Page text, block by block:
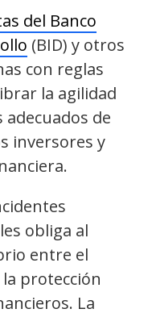
del Banco
(BID) y otros
con reglas
la agilidad
de
inversores y
obliga al
entre el
protección
La